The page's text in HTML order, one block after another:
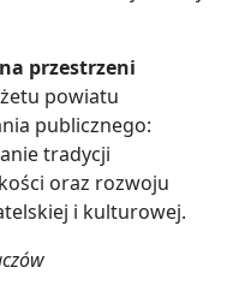
przestrzeni
powiatu
publicznego:
tradycji
oraz rozwoju
i kulturowej.